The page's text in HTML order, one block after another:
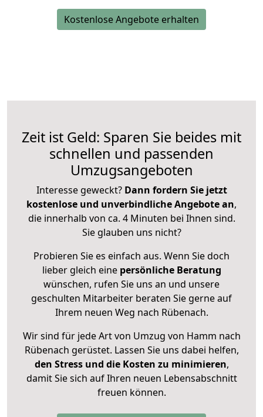
Kostenlose Angebote erhalten
Zeit ist Geld: Sparen Sie beides mit
schnellen und passenden
Umzugsangeboten
Interesse geweckt? Dann fordern Sie jetzt
kostenlose und unverbindliche Angebote an,
die innerhalb von ca. 4 Minuten bei Ihnen sind.
Sie glauben uns nicht?
Probieren Sie es einfach aus. Wenn Sie doch
lieber gleich eine persönliche Beratung
wünschen, rufen Sie uns an und unsere
geschulten Mitarbeiter beraten Sie gerne auf
Ihrem neuen Weg nach Rübenach.
Wir sind für jede Art von Umzug von Hamm nach
Rübenach gerüstet. Lassen Sie uns dabei helfen,
den Stress und die Kosten zu minimieren,
damit Sie sich auf Ihren neuen Lebensabschnitt
freuen können.